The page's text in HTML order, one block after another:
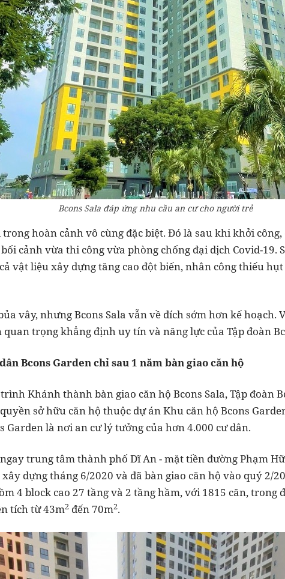
Bcons Sala đáp ứng nhu cầu an cư cho người trẻ
hoàn cảnh vô cùng đặc biệt. Đó là sau khi khởi
cảnh vừa thi công vừa phòng chống đại dịch Covid-19.
vật liệu xây dựng tăng cao đột biến, nhân công thiếu
vây, nhưng Bcons Sala vẫn về đích sớm hơn kế hoạch.
trọng khẳng định uy tín và năng lực của Tập đoàn
Bcons Garden chỉ sau 1 năm bàn giao căn hộ
Khánh thành bàn giao căn hộ Bcons Sala, Tập đoàn
sở hữu căn hộ thuộc dự án Khu căn hộ Bcons
Garden là nơi an cư lý tưởng của hơn 4.000 cư dân.
trung tâm thành phố Dĩ An - mặt tiền đường Phạm
dựng tháng 6/2020 và đã bàn giao căn hộ vào quý 2/
4 block cao 27 tầng và 2 tầng hầm, với 1815 căn, trong
tích từ 43m2 đến 70m2.